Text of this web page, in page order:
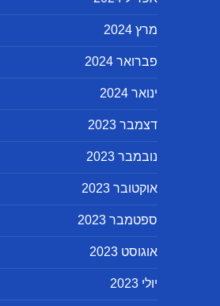
מרץ 2024
פברואר 2024
ינואר 2024
דצמבר 2023
נובמבר 2023
אוקטובר 2023
ספטמבר 2023
אוגוסט 2023
יולי 2023